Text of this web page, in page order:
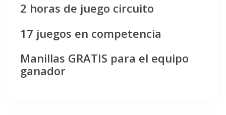
2 horas de juego circuito
17 juegos en competencia
Manillas GRATIS para el equipo
ganador